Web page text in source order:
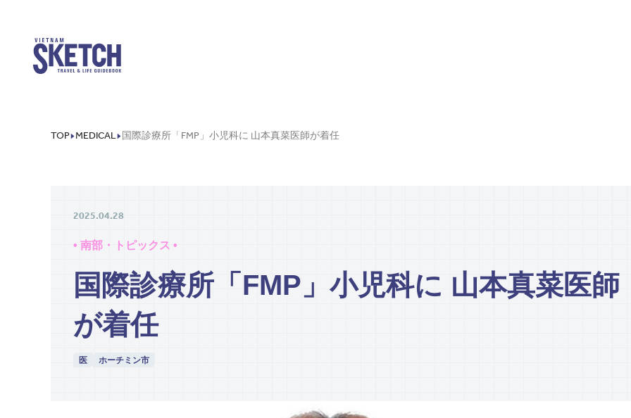
TOP MEDICAL 国際診療所「FMP」小児科に 山本真菜医師が着任
2025.04.28
• 南部・トピックス •
国際診療所「FMP」小児科に 山本真菜医師
が着任
医 ホーチミン市